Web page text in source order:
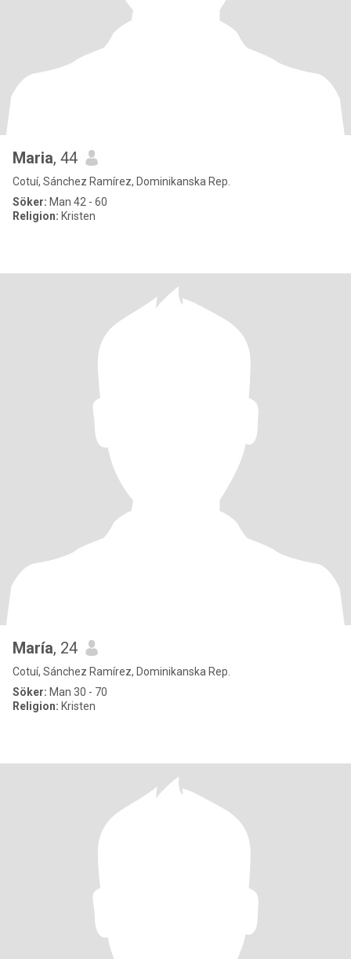
Maria, 44
Cotuí, Sánchez Ramírez, Dominikanska Rep.
Söker: Man 42 - 60
Religion: Kristen
María, 24
Cotuí, Sánchez Ramírez, Dominikanska Rep.
Söker: Man 30 - 70
Religion: Kristen